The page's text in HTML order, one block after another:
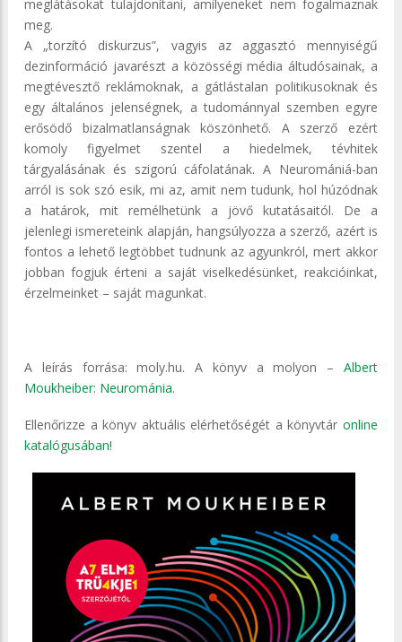
meglátásokat tulajdonítani, amilyeneket nem fogalmaznak
meg.
A „torzító diskurzus”, vagyis az aggasztó mennyiségű
dezinformáció javarészt a közösségi média áltudósainak, a
megtévesztő reklámoknak, a gátlástalan politikusoknak és
egy általános jelenségnek, a tudománnyal szemben egyre
erősödő bizalmatlanságnak köszönhető. A szerző ezért
komoly figyelmet szentel a hiedelmek, tévhitek
tárgyalásának és szigorú cáfolatának. A Neuromániá-ban
arról is sok szó esik, mi az, amit nem tudunk, hol húzódnak
a határok, mit remélhetünk a jövő kutatásaitól. De a
jelenlegi ismereteink alapján, hangsúlyozza a szerző, azért is
fontos a lehető legtöbbet tudnunk az agyunkról, mert akkor
jobban fogjuk érteni a saját viselkedésünket, reakcióinkat,
érzelmeinket – saját magunkat.
A leírás forrása: moly.hu. A könyv a molyon – Albert
Moukheiber: Neurománia.
Ellenőrizze a könyv aktuális elérhetőségét a könyvtár online
katalógusában!